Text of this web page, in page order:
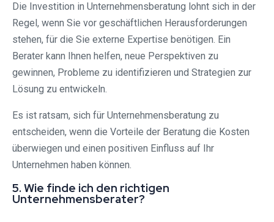
Die Investition in Unternehmensberatung lohnt sich in der
Regel, wenn Sie vor geschäftlichen Herausforderungen
stehen, für die Sie externe Expertise benötigen. Ein
Berater kann Ihnen helfen, neue Perspektiven zu
gewinnen, Probleme zu identifizieren und Strategien zur
Lösung zu entwickeln.
Es ist ratsam, sich für Unternehmensberatung zu
entscheiden, wenn die Vorteile der Beratung die Kosten
überwiegen und einen positiven Einfluss auf Ihr
Unternehmen haben können.
5. Wie finde ich den richtigen
Unternehmensberater?